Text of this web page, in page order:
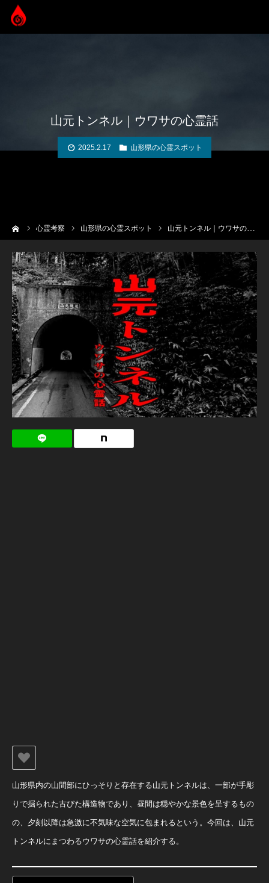
山元トンネル｜ウワサの心霊話
2025.2.17 山形県の心霊スポット
心霊考察 山形県の心霊スポット 山元トンネル｜ウワサの心霊話
山形県内の山間部にひっそりと存在する山元トンネルは、一部が手彫
りで掘られた古びた構造物であり、昼間は穏やかな景色を呈するもの
の、夕刻以降は急激に不気味な空気に包まれるという。今回は、山元
トンネルにまつわるウワサの心霊話を紹介する。